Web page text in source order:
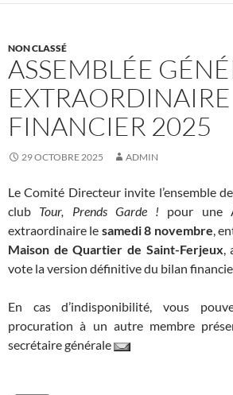
NON CLASSÉ
ASSEMBLÉE
FINANCIER 2025
29 OCTOBRE 2025 ADMIN
Le Comité Directeur invite l’ensemble
club Tour, Prends Garde ! pour une
extraordinaire le samedi 8 novembre,
Maison de Quartier de Saint-Ferjeux,
vote la version définitive du bilan
En cas d’indisponibilité, vous
procuration à un autre membre
secrétaire générale